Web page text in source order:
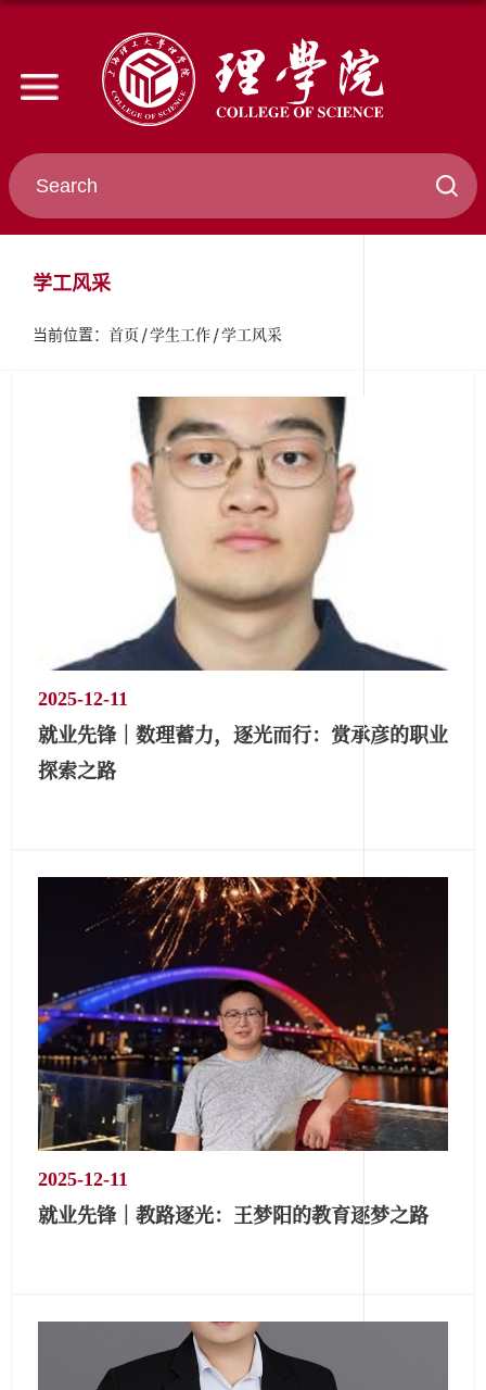
学工风采
当前位置： 首页 学生工作 学工风采
2025-12-11
就业先锋｜数理蓄力，逐光而行：赏承彦的职业
探索之路
2025-12-11
就业先锋｜教路逐光：王梦阳的教育逐梦之路